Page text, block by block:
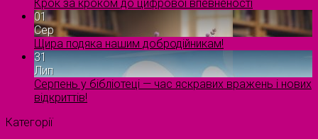
Крок за кроком до цифрової впевненості
01
Сер
Щира подяка нашим добродійникам!
31
Лип
Серпень у бібліотеці — час яскравих вражень і нових
відкриттів!
Категорії